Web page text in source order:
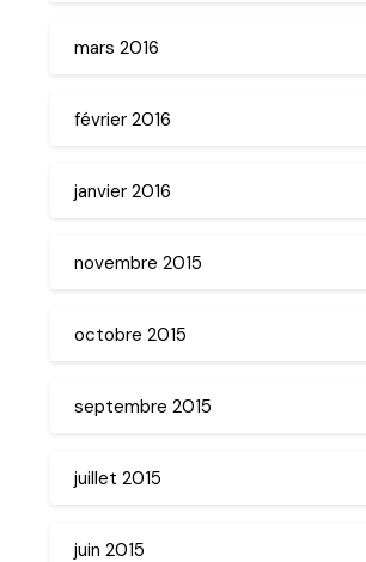
mars 2016
février 2016
janvier 2016
novembre 2015
octobre 2015
septembre 2015
juillet 2015
juin 2015